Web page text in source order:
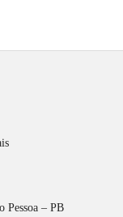
Pessoa – PB